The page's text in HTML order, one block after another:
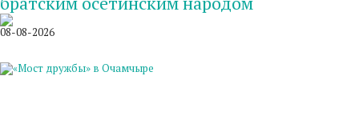
08-08-2026